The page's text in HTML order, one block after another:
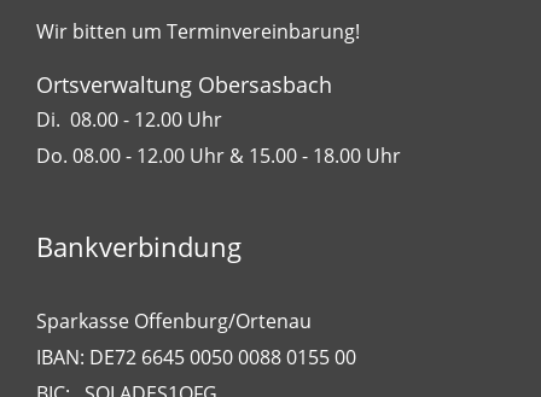
Wir bitten um Terminvereinbarung!
Ortsverwaltung Obersasbach
Di. 08.00 - 12.00 Uhr
Do. 08.00 - 12.00 Uhr & 15.00 - 18.00 Uhr
Bankverbindung
Sparkasse Offenburg/Ortenau
IBAN: DE72 6645 0050 0088 0155 00